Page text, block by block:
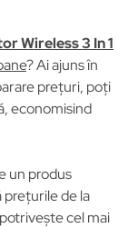
Wireless 3 In 1
? Ai ajuns în
prețuri, poți
economisind
un produs
prețurile de la
cel mai